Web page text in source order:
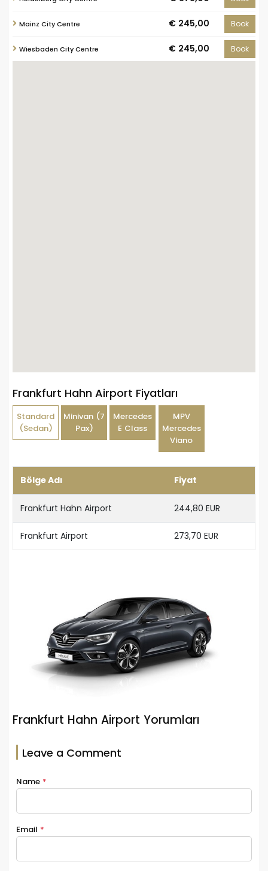
Mainz City Centre Book
€ 245,00
Wiesbaden City Centre Book
€ 245,00
Frankfurt Hahn Airport Fiyatları
Standard
(Sedan)
Minivan (7
Pax)
Mercedes
E Class
MPV
Mercedes
Viano
Bölge Adı Fiyat
Frankfurt Hahn Airport 244,80 EUR
Frankfurt Airport 273,70 EUR
Frankfurt Hahn Airport Yorumları
Leave a Comment
Name *
Email *